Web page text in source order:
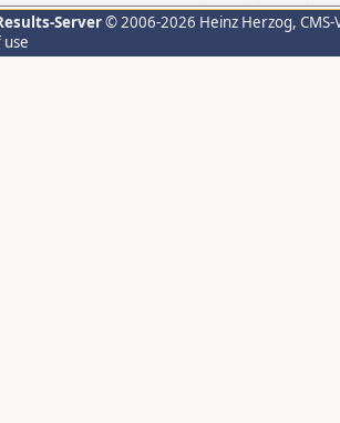
Server© 2006-2026 Heinz Herzog,
use